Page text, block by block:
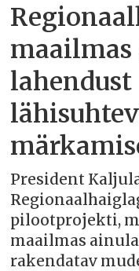
maailmas
lahendust
President
pilootprojekti,
maailmas
rakendatav